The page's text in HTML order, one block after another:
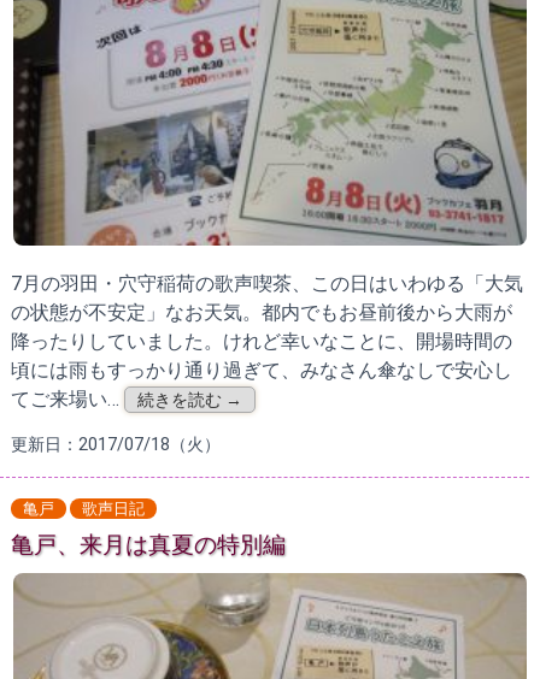
7月の羽田・穴守稲荷の歌声喫茶、この日はいわゆる「大気
の状態が不安定」なお天気。都内でもお昼前後から大雨が
降ったりしていました。けれど幸いなことに、開場時間の
頃には雨もすっかり通り過ぎて、みなさん傘なしで安心し
てご来場い…
続きを読む →
更新日：2017/07/18（火）
亀戸 歌声日記
亀戸、来月は真夏の特別編